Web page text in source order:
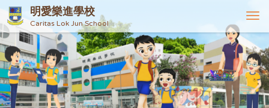
明愛樂進學校
Caritas Lok Jun School
T
o
g
g
l
e
n